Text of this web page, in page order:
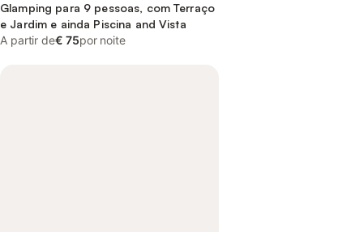
Glamping para 9 pessoas, com Terraço
e Jardim e ainda Piscina and Vista
A partir de€ 75por noite